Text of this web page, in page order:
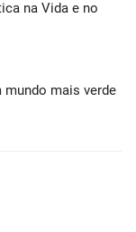
na Vida e no
mundo mais verde